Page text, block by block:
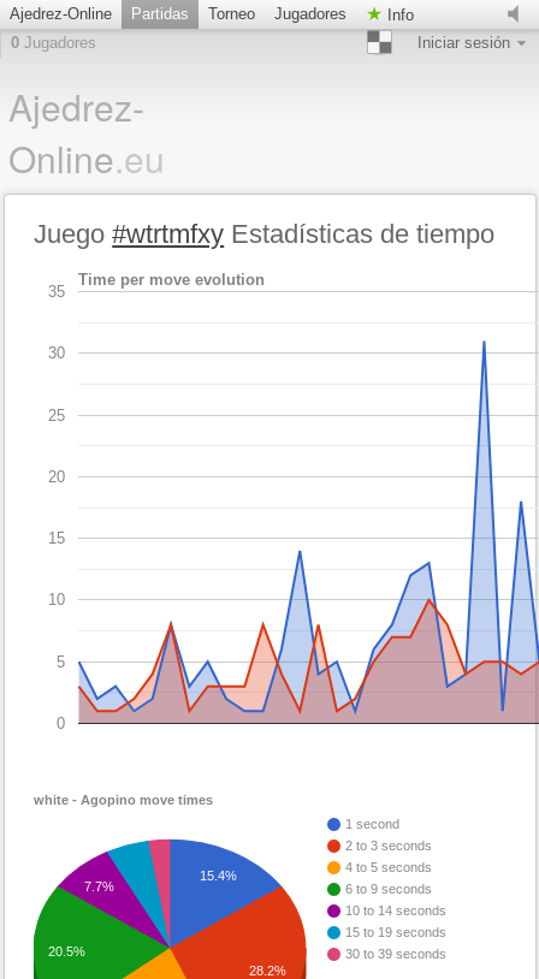
Ajedrez-Online Partidas Torneo Jugadores
Info
0 Jugadores Iniciar sesión
Ajedrez-
Online.eu
Juego#wtrtmfxy Estadísticas de tiempo
Time per move evolution
0
5
10
15
20
25
30
35
white - Agopino move times
1 second
2 to 3 seconds
4 to 5 seconds
6 to 9 seconds
10 to 14 seconds
15 to 19 seconds
30 to 39 seconds
15.4%
28.2%
7.7%
20.5%